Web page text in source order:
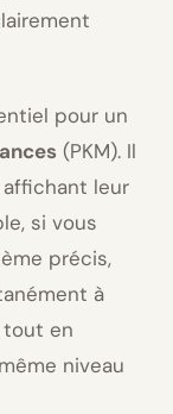
pour un
(PKM). Il
leur
si vous
précis,
à
tout en
niveau